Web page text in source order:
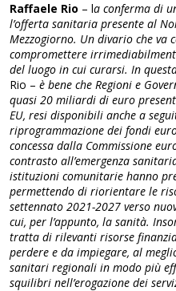
Raffaele Rio – la conferma di
l’offerta sanitaria presente al
Mezzogiorno. Un divario che va
compromettere
del luogo in cui curarsi. In
Rio – è bene che Regioni e
quasi 20 miliardi di euro
EU, resi disponibili anche a
riprogrammazione dei fondi
concessa dalla Commissione
contrasto all’emergenza
istituzioni comunitarie hanno
permettendo di riorientare le
settennato 2021-2027 verso
cui, per l’appunto, la sanità.
tratta di rilevanti risorse
perdere e da impiegare, al
sanitari regionali in modo più
squilibri nell’erogazione dei